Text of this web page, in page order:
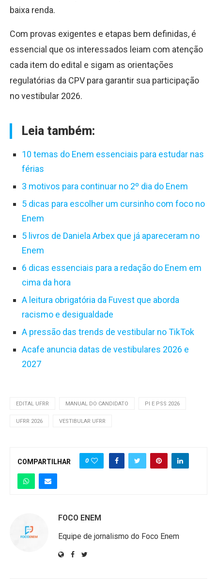
baixa renda.
Com provas exigentes e etapas bem definidas, é
essencial que os interessados leiam com atenção
cada item do edital e sigam as orientações
regulatórias da CPV para garantir sua participação
no vestibular 2026.
Leia também:
10 temas do Enem essenciais para estudar nas
férias
3 motivos para continuar no 2º dia do Enem
5 dicas para escolher um cursinho com foco no
Enem
5 livros de Daniela Arbex que já apareceram no
Enem
6 dicas essenciais para a redação do Enem em
cima da hora
A leitura obrigatória da Fuvest que aborda
racismo e desigualdade
A pressão das trends de vestibular no TikTok
Acafe anuncia datas de vestibulares 2026 e
2027
EDITAL UFRR MANUAL DO CANDIDATO PI E PSS 2026
UFRR 2026 VESTIBULAR UFRR
COMPARTILHAR 0
FOCO ENEM
Equipe de jornalismo do Foco Enem